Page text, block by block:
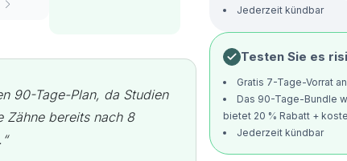
90-Tage-Plan, da Studien
Zähne bereits nach 8
Jederzeit kündbar
Testen Sie es
Gratis 7-Tage-Vorrat
Das 90-Tage-Bundle
bietet 20 % Rabatt +
Jederzeit kündbar